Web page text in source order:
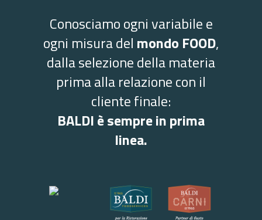
Conosciamo ogni variabile e
ogni misura del mondo FOOD,
dalla selezione della materia
prima alla relazione con il
cliente finale:
BALDI è sempre in prima
linea.